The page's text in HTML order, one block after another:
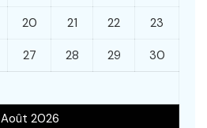
Août 2026
20 21 22 23
27 28 29 30